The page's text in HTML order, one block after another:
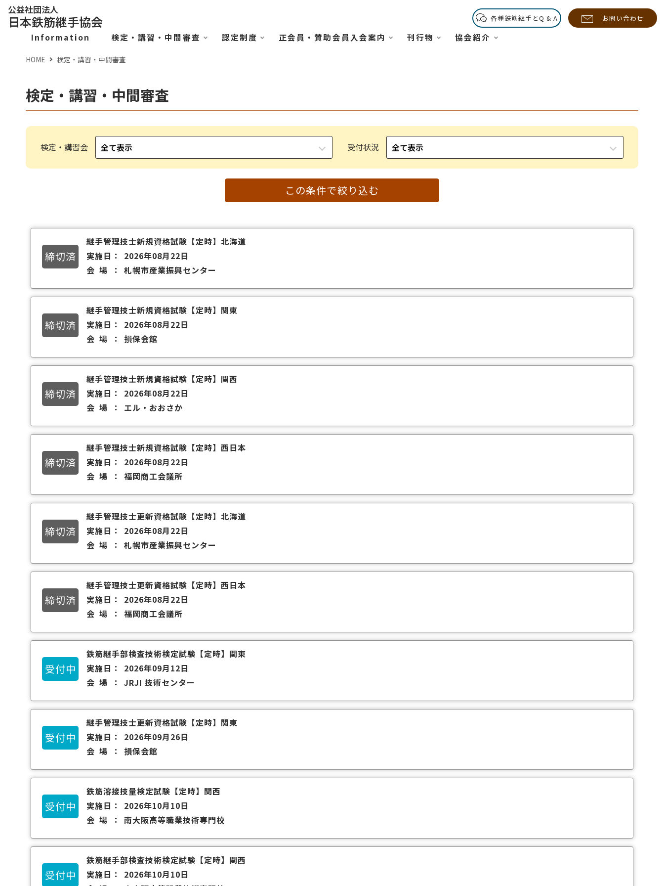
公益社団法人
日本鉄筋継手協会 各種鉄筋継手とQ & A お問い合わせ
Information 検定・講習・中間審査 認定制度 正会員・賛助会員入会案内 刊行物 協会紹介
HOME 検定・講習・中間審査
検定・講習・中間審査
検定・講習会 受付状況
この条件で絞り込む
締切済
継手管理技士新規資格試験 【定時】 北海道
実施日
2026年08月22日
会場
札幌市産業振興センター
締切済
継手管理技士新規資格試験 【定時】 関東
実施日
2026年08月22日
会場
損保会館
締切済
継手管理技士新規資格試験 【定時】 関西
実施日
2026年08月22日
会場
エル・おおさか
締切済
継手管理技士新規資格試験 【定時】 西日本
実施日
2026年08月22日
会場
福岡商工会議所
締切済
継手管理技士更新資格試験 【定時】 北海道
実施日
2026年08月22日
会場
札幌市産業振興センター
締切済
継手管理技士更新資格試験 【定時】 西日本
実施日
2026年08月22日
会場
福岡商工会議所
受付中
鉄筋継手部検査技術検定試験 【定時】 関東
実施日
2026年09月12日
会場
JRJI 技術センター
受付中
継手管理技士更新資格試験 【定時】 関東
実施日
2026年09月26日
会場
損保会館
受付中
鉄筋溶接技量検定試験 【定時】 関西
実施日
2026年10月10日
会場
南大阪高等職業技術専門校
受付中
鉄筋継手部検査技術検定試験 【定時】 関西
実施日
2026年10月10日